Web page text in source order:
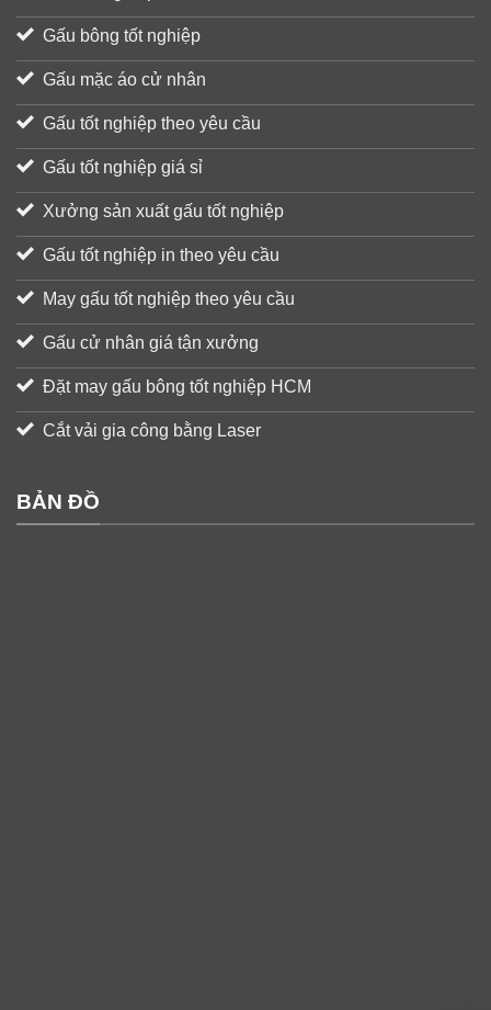
Gấu bông tốt nghiệp
Gấu mặc áo cử nhân
Gấu tốt nghiệp theo yêu cầu
Gấu tốt nghiệp giá sỉ
Xưởng sản xuất gấu tốt nghiệp
Gấu tốt nghiệp in theo yêu cầu
May gấu tốt nghiệp theo yêu cầu
Gấu cử nhân giá tận xưởng
Đặt may gấu bông tốt nghiệp HCM
Cắt vải gia công bằng Laser
BẢN ĐỒ